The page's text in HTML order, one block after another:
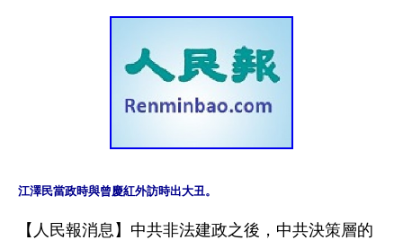
江澤民當政時與曾慶紅外訪時出大丑。
【人民報消息】中共非法建政之後，中共決策層的